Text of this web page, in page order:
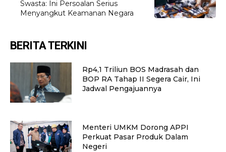
Swasta: Ini Persoalan Serius
Menyangkut Keamanan Negara
BERITA TERKINI
Rp4,1 Triliun BOS Madrasah dan
BOP RA Tahap II Segera Cair, Ini
Jadwal Pengajuannya
Menteri UMKM Dorong APPI
Perkuat Pasar Produk Dalam
Negeri